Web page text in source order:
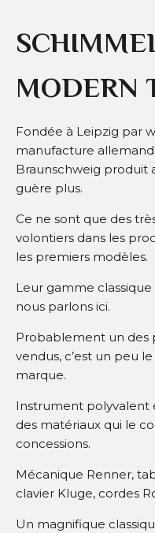
MODERN
Fondée à Leipzig par
manufacture
Braunschweig produit
guère plus.
Ce ne sont que des
volontiers dans les
les premiers modèles.
Leur gamme
nous parlons ici.
Probablement un des
vendus, c’est un peu
marque.
Instrument polyvalent
des matériaux qui le
concessions.
Mécanique Renner,
clavier Kluge, cordes
Un magnifique